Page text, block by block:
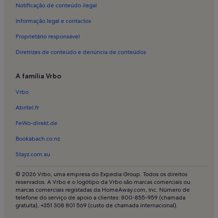
Alojamento para férias em Museu Nacional de Arte Antiga
Alojamento para férias em Escola de Danca do Conservatorio
Alojamento para férias em Lisboa
Alojamentos com piscina em Lisboa
Apartamentos em Lisboa
Casas flutuantes em Lisboa
Casas em Lisboa
Notificação de conteúdo ilegal
Informação legal e contactos
Proprietário responsável
Diretrizes de conteúdo e denúncia de conteúdos
A família Vrbo
Vrbo
Abritel.fr
FeWo-direkt.de
Bookabach.co.nz
Stayz.com.au
© 2026 Vrbo, uma empresa do Expedia Group. Todos os direitos
reservados. A Vrbo e o logótipo da Vrbo são marcas comerciais ou
marcas comerciais registadas da HomeAway.com, Inc. Número de
telefone do serviço de apoio a clientes: 800-855-959 (chamada
gratuita), +351 308 801 569 (custo de chamada internacional).